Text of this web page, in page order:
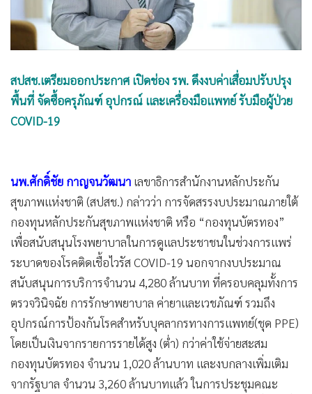
ต่างประเทศ
• เศรษฐกิจ-ธุรกิจ
• จีน
• ชุมชน-คุณภาพชีวิต
• เกม
• วิทยาศาสตร์
• SMEs
• หุ้น
อินโดจีน
กองทุนรวม
Celeb Online
• Factcheck
• ญี่ปุ่น
• News1
สปสช.เตรียมออกประกาศ เปิดช่อง รพ. ดึงงบค่าเสื่อมปรับปรุง
พื้นที่ จัดซื้อครุภัณฑ์ อุปกรณ์ และเครื่องมือแพทย์ รับมือผู้ป่วย
COVID-19
นพ.ศักดิ์ชัย กาญจนวัฒนา เลขาธิการสำนักงานหลักประกัน
สุขภาพแห่งชาติ (สปสช.) กล่าวว่า การจัดสรรงบประมาณภายใต้
กองทุนหลักประกันสุขภาพแห่งชาติ หรือ “กองทุนบัตรทอง”
เพื่อสนับสนุนโรงพยาบาลในการดูแลประชาชนในช่วงการแพร่
ระบาดของโรคติดเชื้อไวรัส COVID-19 นอกจากงบประมาณ
สนับสนุนการบริการจำนวน 4,280 ล้านบาท ที่ครอบคลุมทั้งการ
ตรวจวินิจฉัย การรักษาพยาบาล ค่ายาและเวชภัณฑ์ รวมถึง
อุปกรณ์การป้องกันโรคสำหรับบุคลากรทางการแพทย์(ชุด PPE)
โดยเป็นเงินจากรายการรายได้สูง (ต่ำ) กว่าค่าใช้จ่ายสะสม
กองทุนบัตรทอง จำนวน 1,020 ล้านบาท และงบกลางเพิ่มเติม
จากรัฐบาล จำนวน 3,260 ล้านบาทแล้ว ในการประชุมคณะ